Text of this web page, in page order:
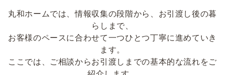
丸和ホームでは、情報収集の段階から、お引渡し後の暮
らしまで、
お客様のペースに合わせて一つひとつ丁寧に進めていき
ます。
ここでは、ご相談からお引渡しまでの基本的な流れをご